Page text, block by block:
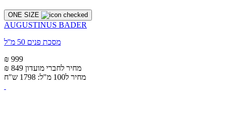
ONE SIZE
AUGUSTINUS BADER
מסכת פנים 50 מ''ל
₪ 999
₪ 849 מחיר לחברי מועדון
מחיר ל100 מ"ל: 1798 ש"ח